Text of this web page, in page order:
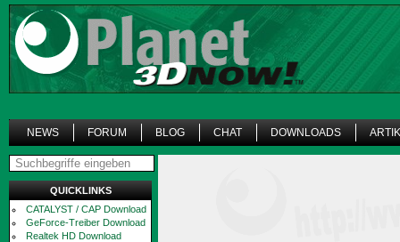
NEWS FORUM BLOG CHAT DOWNLOADS
QUICKLINKS
CATALYST / CAP Download
GeForce-Treiber Download
Realtek HD Download